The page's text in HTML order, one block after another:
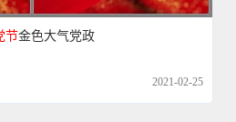
节金色大气党政
2021-02-25